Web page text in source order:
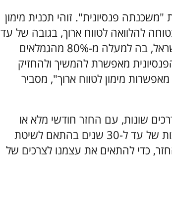
פנסיונית". זוהי תכנית מימון
להלוואה לטווח ארוך, בגובה של עד
45% משווי הנכס. פתרון זה מתאים במיוחד לישראל, בה למעלה מ-80% מהגמלאים
מאפשרת להמשיך ולהחזיק
מימון לטווח ארוך", מסביר
שונות, עם החזר חודשי מלא או
מופחת או כלל ללא החזר חודשי, בתקופות ארוכות של עד ל-30 שנים בהתאם לשיטת
כדי להתאים את עצמנו לצרכים של